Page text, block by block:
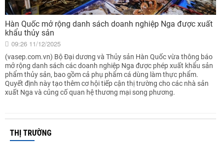
Hàn Quốc mở rộng danh sách doanh nghiệp Nga được xuất
khẩu thủy sản
09:26 11/12/2025
(vasep.com.vn) Bộ Đại dương và Thủy sản Hàn Quốc vừa thông báo
mở rộng danh sách các doanh nghiệp Nga được phép xuất khẩu sản
phẩm thủy sản, bao gồm cả phụ phẩm cá dùng làm thực phẩm.
Quyết định này tạo thêm cơ hội tiếp cận thị trường cho các nhà sản
xuất Nga và củng cố quan hệ thương mại song phương.
THỊ TRƯỜNG